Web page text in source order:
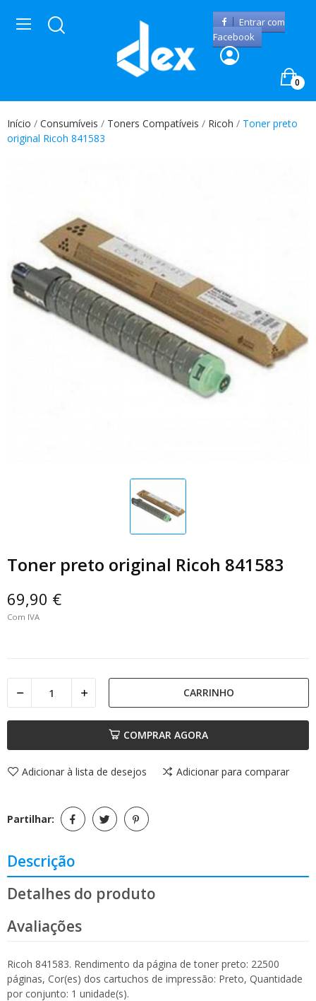
Entrar com
Facebook
0
Início Consumíveis Toners Compatíveis Ricoh
Toner preto
original Ricoh 841583
Toner preto original Ricoh 841583
69,90 €
Com IVA
CARRINHO
COMPRAR AGORA
Adicionar à lista de desejos Adicionar para comparar
Partilhar:
Descrição
Detalhes do produto
Avaliações
Ricoh 841583. Rendimento da página de toner preto: 22500
páginas, Cor(es) dos cartuchos de impressão: Preto, Quantidade
por conjunto: 1 unidade(s).